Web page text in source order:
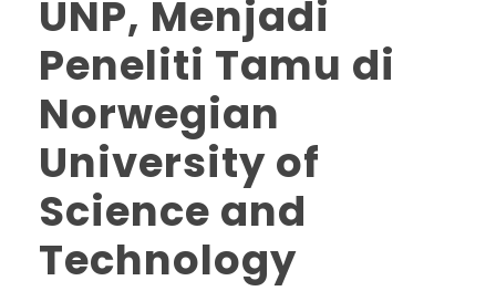
UNP, Menjadi
Peneliti Tamu di
Norwegian
University of
Science and
Technology